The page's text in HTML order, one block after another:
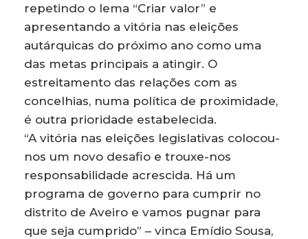
repetindo o lema “Criar valor” e
apresentando a vitória nas eleições
autárquicas do próximo ano como uma
das metas principais a atingir. O
estreitamento das relações com as
concelhias, numa política de proximidade,
é outra prioridade estabelecida.
“A vitória nas eleições legislativas colocou-
nos um novo desafio e trouxe-nos
responsabilidade acrescida. Há um
programa de governo para cumprir no
distrito de Aveiro e vamos pugnar para
que seja cumprido” – vinca Emídio Sousa,